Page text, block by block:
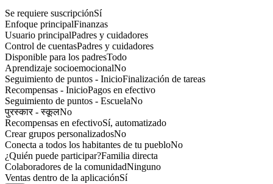
Se requiere suscripciónSí
Enfoque principalFinanzas
Usuario principalPadres y cuidadores
Control de cuentasPadres y cuidadores
Disponible para los padresTodo
Aprendizaje socioemocionalNo
Seguimiento de puntos - InicioFinalización de tareas
Recompensas - InicioPagos en efectivo
Seguimiento de puntos - EscuelaNo
पुरस्कार - स्कूलNo
Recompensas en efectivoSí, automatizado
Crear grupos personalizadosNo
Conecta a todos los habitantes de tu puebloNo
¿Quién puede participar?Familia directa
Colaboradores de la comunidadNinguno
Ventas dentro de la aplicaciónSí